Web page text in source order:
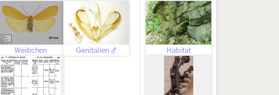
Weibchen Genitalien ♂ Habitat